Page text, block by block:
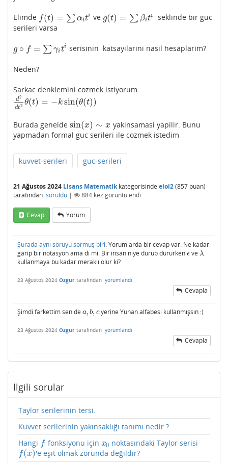
Elimde f(t) = ∑ αiti
f(t)=∑ αi i ve g(t) = ∑ βiti
g(t)= ∑β ti
seklinde bir guc
serileri varsa
g ∘ f = ∑ γiti
g∘f =∑ γit serisinin katsayilarini nasil hesaplarim?
Neden?
Sarkac denklemini cozmek istiyorum
d2
dt2 θ(t) = −ksin(θ(t))
d2dt2θ( )= −ksin(θ(t))
Burada genelde sin(x) ∼ x
sin(x)∼ x
yakinsamasi yapilir. Bunu
yapmadan formal guc serileri ile cozmek istedim
kuvvet-serileri guc-serileri
21 Ağustos 2024 Lisans Matematikkategorisinde eloi2(857 puan)
tarafından soruldu | 884 kez görüntülendi
Cevap Yorum
Şurada aynı soruyu sormuş biri. Yorumlarda bir cevap var. Ne kadar
garip bir notasyon ama di mi. Bir insan niye durup dururken ϵ
ϵ ve λ
λ
kullanmaya bu kadar meraklı olur ki?
23 Ağustos 2024 Ozgur tarafından yorumlandı
Cevapla
Şimdi farkettim sen de a, b, c
a,b,c yerine Yunan alfabesi kullanmışsın :)
23 Ağustos 2024 Ozgur tarafından yorumlandı
Cevapla
İlgili sorular
Taylor serilerinin tersi.
Kuvvet serilerinin yakınsaklığı tanımı nedir ?
Hangi f
f fonksiyonu için x0
x0 noktasındaki Taylor serisi
f(x)
f(x)
'e eşit olmak zorunda değildir?